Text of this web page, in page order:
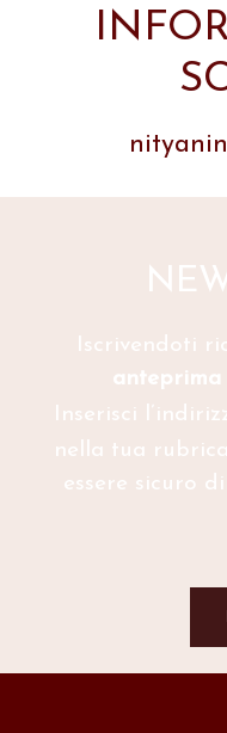
Iscrivendoti
anteprima
Inserisci
nella tua
essere sicuro